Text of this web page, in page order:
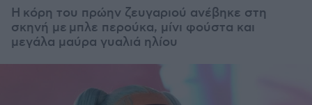
Η κόρη του πρώην ζευγαριού ανέβηκε στη
σκηνή με μπλε περούκα, μίνι φούστα και
μεγάλα μαύρα γυαλιά ηλίου